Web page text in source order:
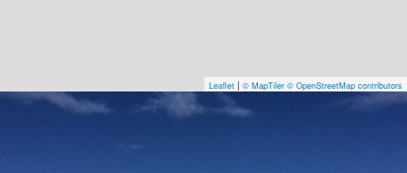
Leaflet | © MapTiler © OpenStreetMap contributors